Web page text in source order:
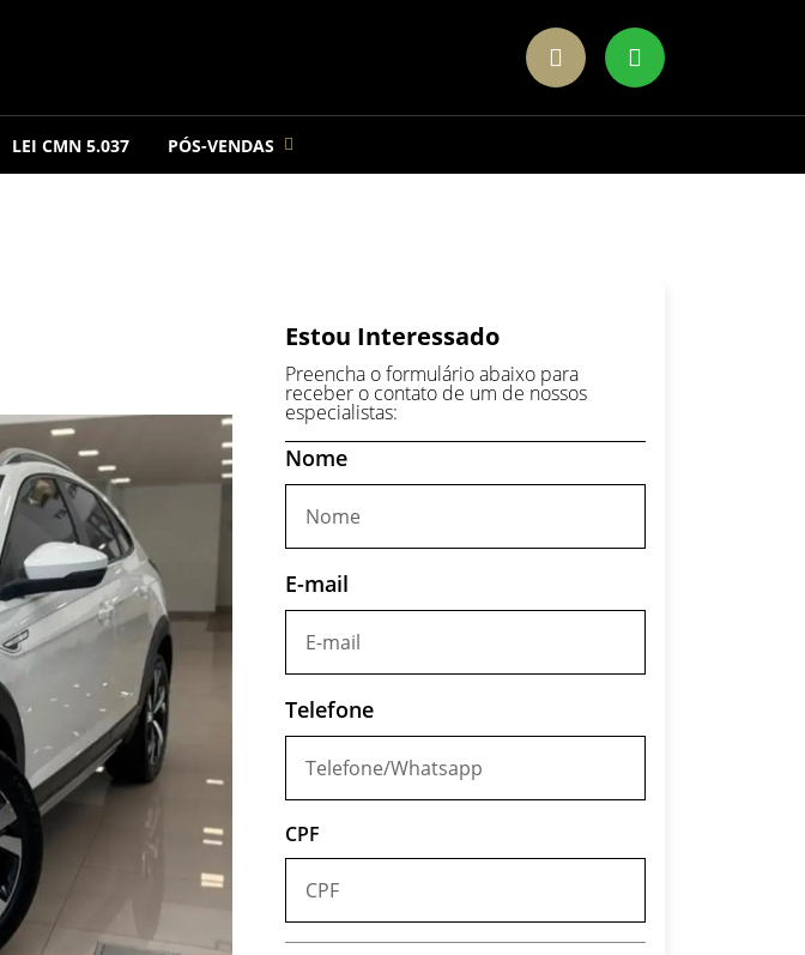
LEI CMN 5.037 PÓS-VENDAS
Estou Interessado
Preencha o formulário abaixo para
receber o contato de um de nossos
especialistas:
Nome
E-mail
Telefone
CPF